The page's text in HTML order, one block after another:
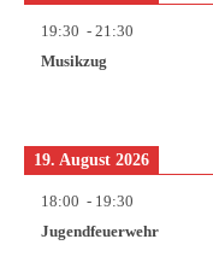
19:30 - 21:30
Musikzug
19. August 2026
18:00 - 19:30
Jugendfeuerwehr